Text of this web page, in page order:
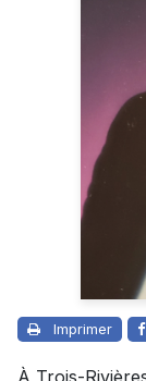
Imprimer
À Trois-